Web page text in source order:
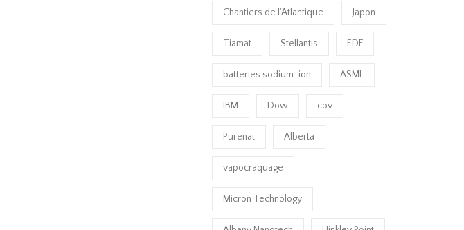
Chantiers de l’Atlantique Japon
Tiamat Stellantis EDF
batteries sodium-ion ASML
IBM Dow cov
Purenat Alberta
vapocraquage
Micron Technology